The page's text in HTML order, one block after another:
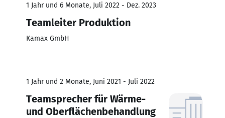
1 Jahr und 6 Monate, Juli 2022 - Dez. 2023
Teamleiter Produktion
Kamax GmbH
1 Jahr und 2 Monate, Juni 2021 - Juli 2022
Teamsprecher für Wärme-
und Oberflächenbehandlung